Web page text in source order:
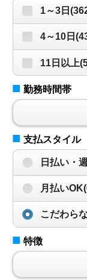
1～3日
4～10日
11日以上
■ 勤務時間帯
■ 支払スタイル
日払い・
月払い
こだわら
■ 特徴